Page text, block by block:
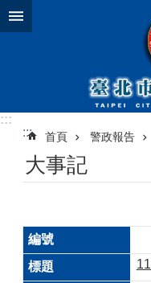
跳到主要內容區塊
:::
::: 首頁 警政報告
大事記